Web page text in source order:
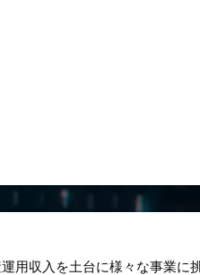
用収入を土台に様々な事業に